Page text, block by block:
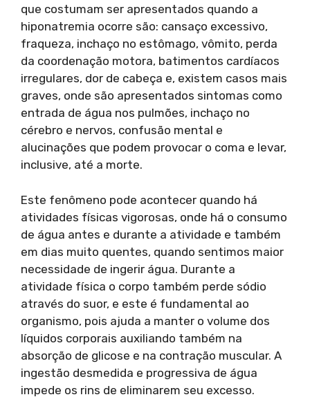
que costumam ser apresentados quando a
hiponatremia ocorre são: cansaço excessivo,
fraqueza, inchaço no estômago, vômito, perda
da coordenação motora, batimentos cardíacos
irregulares, dor de cabeça e, existem casos mais
graves, onde são apresentados sintomas como
entrada de água nos pulmões, inchaço no
cérebro e nervos, confusão mental e
alucinações que podem provocar o coma e levar,
inclusive, até a morte.
Este fenômeno pode acontecer quando há
atividades físicas vigorosas, onde há o consumo
de água antes e durante a atividade e também
em dias muito quentes, quando sentimos maior
necessidade de ingerir água. Durante a
atividade física o corpo também perde sódio
através do suor, e este é fundamental ao
organismo, pois ajuda a manter o volume dos
líquidos corporais auxiliando também na
absorção de glicose e na contração muscular. A
ingestão desmedida e progressiva de água
impede os rins de eliminarem seu excesso.